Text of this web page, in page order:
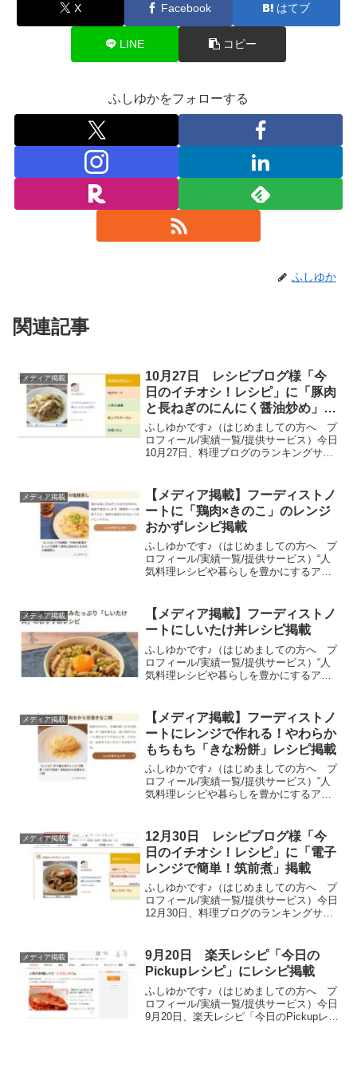
X Facebook はてブ
LINE コピー
ふしゆかをフォローする
ふしゆか
関連記事
メディア掲載
10月27日 レシピブログ様「今
日のイチオシ！レシピ」に「豚肉
と長ねぎのにんにく醤油炒め」掲
載
ふしゆかです♪（はじめましての方へ プ
ロフィール/実績一覧/提供サービス）今日
10月27日、料理ブログのランキングサイ
「豚肉と長ねぎのにんにく醤油炒め」が
掲載されました！P...
メディア掲載
【メディア掲載】フーディストノ
ートに「鶏肉×きのこ」のレンジ
おかずレシピ掲載
ふしゆかです♪（はじめましての方へ プ
ロフィール/実績一覧/提供サービス）“人
気料理レシピや暮らしを豊かにするアイ
「電子レンジで簡単！鶏肉と玉ねぎとえ
のきの塩麹蒸し」...
メディア掲載
【メディア掲載】フーディストノ
ートにしいたけ丼レシピ掲載
ふしゆかです♪（はじめましての方へ プ
ロフィール/実績一覧/提供サービス）“人
気料理レシピや暮らしを豊かにするアイ
「しいたけすた丼」「しいたけと鯖缶の
ボロネーゼ丼」が...
メディア掲載
【メディア掲載】フーディストノ
ートにレンジで作れる！やわらか
もちもち「きな粉餅」レシピ掲載
ふしゆかです♪（はじめましての方へ プ
ロフィール/実績一覧/提供サービス）“人
気料理レシピや暮らしを豊かにするアイ
「ポリ袋＆電子レンジで簡単！5分で完
成！米粉おから甘...
メディア掲載
12月30日 レシピブログ様「今
日のイチオシ！レシピ」に「電子
レンジで簡単！筑前煮」掲載
ふしゆかです♪（はじめましての方へ プ
ロフィール/実績一覧/提供サービス）今日
12月30日、料理ブログのランキングサイ
「電子レンジで簡単！筑前煮」が掲載さ
れました！PCサイ...
メディア掲載
9月20日 楽天レシピ「今日の
Pickupレシピ」にレシピ掲載
ふしゆかです♪（はじめましての方へ プ
ロフィール/実績一覧/提供サービス）今日
9月20日、楽天レシピ「今日のPickupレシ